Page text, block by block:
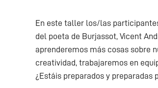
En este taller los/las
del poeta de Burjassot, Vicent
aprenderemos más cosas sobre
creatividad, trabajaremos en
¿Estáis preparados y preparadas